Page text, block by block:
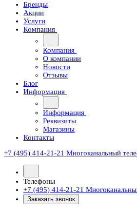
Бренды
Акции
Услуги
Компания
Компания
О компании
Новости
Отзывы
Блог
Информация
Информация
Реквизиты
Магазины
Контакты
+7 (495) 414-21-21 Многоканальный
Телефоны
+7 (495) 414-21-21
Заказать звонок